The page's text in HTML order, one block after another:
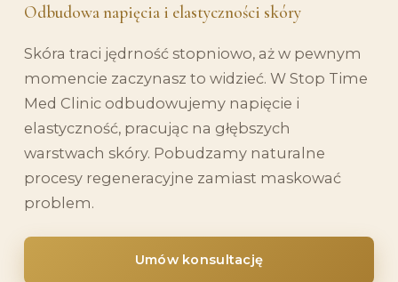
Odbudowa napięcia i elastyczności skóry
Skóra traci jędrność stopniowo, aż w pewnym
momencie zaczynasz to widzieć. W Stop Time
Med Clinic odbudowujemy napięcie i
elastyczność, pracując na głębszych
warstwach skóry. Pobudzamy naturalne
procesy regeneracyjne zamiast maskować
problem.
Umów konsultację